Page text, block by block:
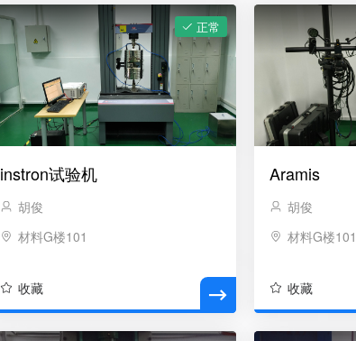
正常
instron试验机
胡俊
材料G楼101
收藏
Aramis
胡俊
材料G楼101
收藏